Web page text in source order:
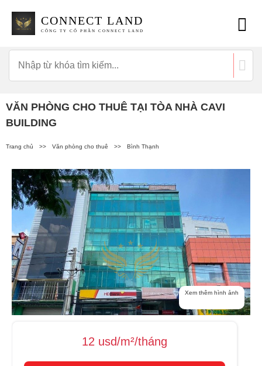
CONNECT LAND
CÔNG TY CỔ PHẦN CONNECT LAND
VĂN PHÒNG CHO THUÊ TẠI TÒA NHÀ CAVI
BUILDING
Trang chủ >> Văn phòng cho thuê >> Bình Thạnh
Xem thêm hình ảnh
12 usd/m²/tháng